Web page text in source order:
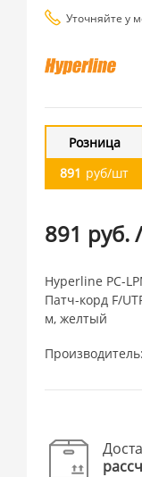
Уточняйте у
Розница
891 руб/шт
891 руб.
Hyperline PC-
Патч-корд F/
м, желтый
Производитель